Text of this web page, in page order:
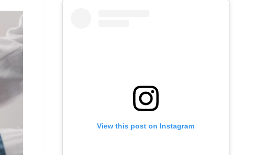
View this post on Instagram